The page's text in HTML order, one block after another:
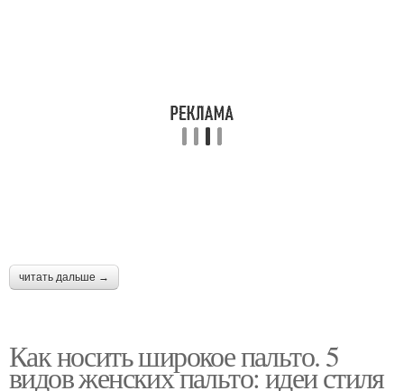
читать дальше →
Как носить широкое пальто. 5
видов женских пальто: идеи стиля